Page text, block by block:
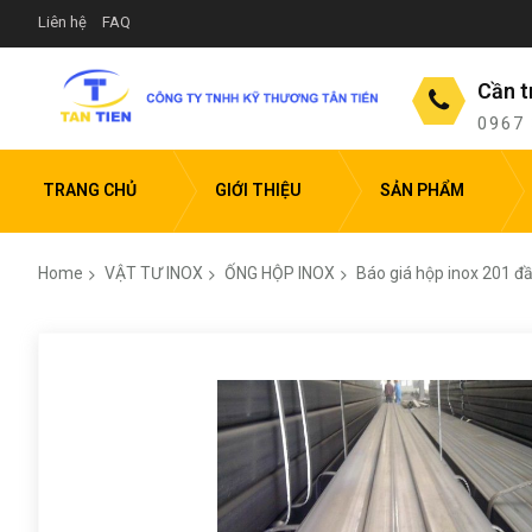
Liên hệ FAQ
Cần
0967
TRANG CHỦ GIỚI THIỆU SẢN PHẨM
Home VẬT TƯ INOX ỐNG HỘP INOX Báo giá hộp inox 201